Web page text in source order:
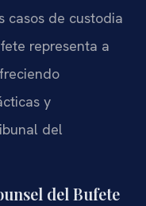
casos de custodia
representa a
y
del
del Bufete